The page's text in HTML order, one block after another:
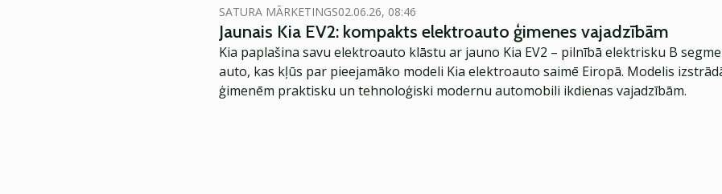
SATURA MĀRKETINGS02.06.26, 08:46
Jaunais Kia EV2: kompakts elektroauto ģimenes vajadzībām
Kia paplašina savu elektroauto klāstu ar jauno Kia EV2 – pilnībā elektrisku B
auto, kas kļūs par pieejamāko modeli Kia elektroauto saimē Eiropā. Modelis
ģimenēm praktisku un tehnoloģiski modernu automobili ikdienas vajadzībām.